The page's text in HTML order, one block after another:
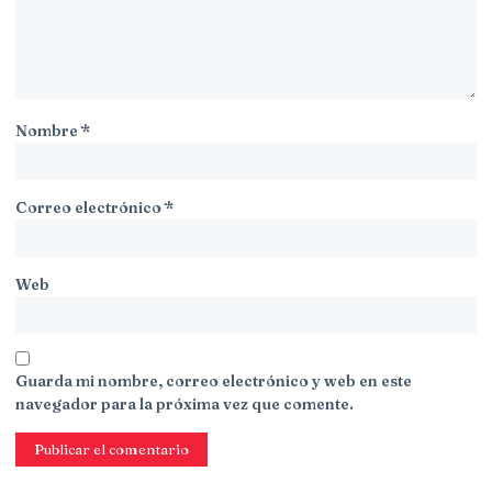
Nombre*
Correo electrónico*
Web
Guarda mi nombre, correo electrónico y web en este
navegador para la próxima vez que comente.